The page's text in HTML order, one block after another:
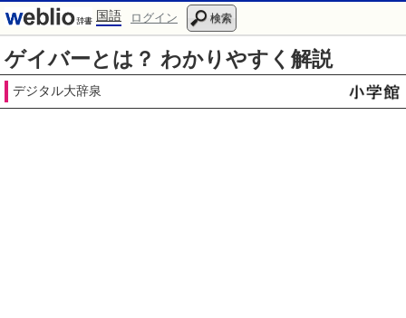
国語 ログイン 検索
ゲイバーとは？ わかりやすく解説
デジタル大辞泉